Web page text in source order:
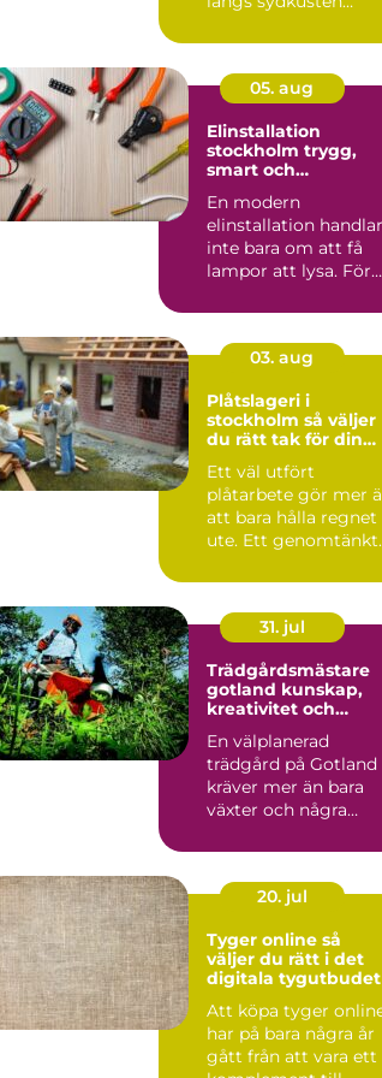
05. aug
Elinstallation
stockholm trygg,
smart och
din fastighet
En modern
elinstallation handlar
inte bara om att få
lampor att lysa. För
fastighetsägar...
03. aug
Plåtslageri i
stockholm så väljer
du rätt tak för din
Ett väl utfört
plåtarbete gör mer
att bara hålla regnet
ute. Ett genomtänkt
fasad...
31. jul
Trädgårdsmästare
gotland kunskap,
kreativitet och
En välplanerad
trädgård på Gotland
kräver mer än bara
växter och några
salt ...
20. jul
Tyger online så
väljer du rätt i det
digitala tygutbudet
Att köpa tyger
har på bara några år
gått från att vara ett